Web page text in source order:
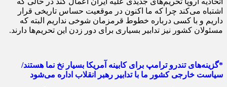
اشتباه می‌کند چرا که ما اکنون در موقعیت حساس تاریخی قرار
داریم و با کسی درباره خطوط قرمزمان شوخی نداریم البته که
مسئولان کشور نیز تدابیر بسیاری برای دور زدن این تحریم‌ها دارند.
*گزینه‌های تندرو ترامپ برای کابینه آمریکا بسیار نخ نما هستند/
سیاست خارجی کشور ما با تدابیر رهبر انقلاب اداره می‌شود